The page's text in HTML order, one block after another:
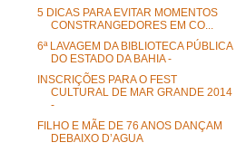
5 DICAS PARA EVITAR MOMENTOS
CONSTRANGEDORES EM CO...
6ª LAVAGEM DA BIBLIOTECA PÚBLICA
DO ESTADO DA BAHIA -
INSCRIÇÕES PARA O FEST
CULTURAL DE MAR GRANDE 2014
-
FILHO E MÃE DE 76 ANOS DANÇAM
DEBAIXO D’AGUA